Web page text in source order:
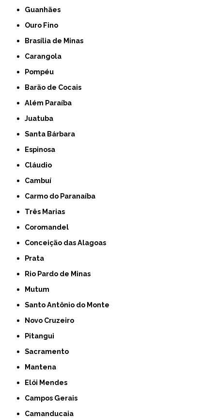
Guanhães
Ouro Fino
Brasília de Minas
Carangola
Pompéu
Barão de Cocais
Além Paraíba
Juatuba
Santa Bárbara
Espinosa
Cláudio
Cambuí
Carmo do Paranaíba
Três Marias
Coromandel
Conceição das Alagoas
Prata
Rio Pardo de Minas
Mutum
Santo Antônio do Monte
Novo Cruzeiro
Pitangui
Sacramento
Mantena
Elói Mendes
Campos Gerais
Camanducaia